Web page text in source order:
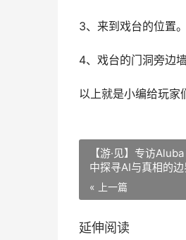
3、来到戏台的位置。
4、戏台的门洞旁边
以上就是小编给玩家
【游·见】专访
中探寻AI与真相的边
« 上一篇
延伸阅读